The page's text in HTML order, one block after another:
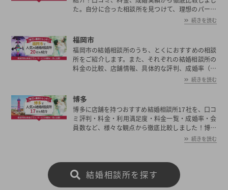
た。自分に合った相談所を見つけて、理想のパート
続きを読む
福岡市
福岡市の結婚相談所のうち、とくにおすすめの相談
所をご紹介します。また、それぞれの結婚相談所の
料金の比較、店舗情報、具体的な評判、成婚率（成
婚実績）、会員数など、結婚相談所に関する情報を
続きを読む
博多
博多に店舗を持つおすすめ結婚相談所17社を、口コ
ミ評判・料金・利用満足度・料金一覧・成婚率・会
員数など、様々な観点から徹底比較しました！博多
の平均初婚年齢は、男性が29.9歳、女性が28.5歳と
男女共に日本全国の平均初婚年齢と比べ低い。あな
で見つけたいとお考えの方は是非ご覧ください。
続きを読む
結婚相談所を探す